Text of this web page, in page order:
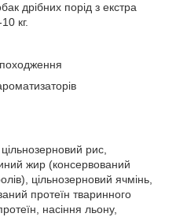
дрібних порід з екстра
кг.
рис,
жир (консервований
цільнозерновий ячмінь,
протеїн тваринного
насіння льону,